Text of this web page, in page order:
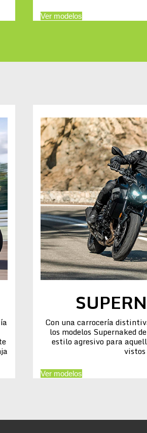
Ver modelos
Con una carrocería
los modelos Supernaked
estilo agresivo para
vistos
Ver modelos